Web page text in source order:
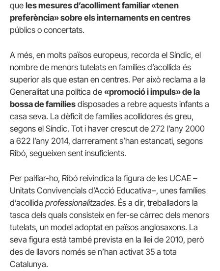
que les mesures d’acolliment familiar «tenen
preferència» sobre els internaments en centres
públics o concertats.
A més, en molts països europeus, recorda el Síndic, el
nombre de menors tutelats en famílies d’acollida és
superior als que estan en centres. Per això reclama a la
Generalitat una política de «promoció i impuls» de la
bossa de famílies disposades a rebre aquests infants a
casa seva. La dèficit de famílies acollidores és greu,
segons el Síndic. Tot i haver crescut de 272 l’any 2000
a 622 l’any 2014, darrerament s’han estancati, segons
Ribó, segueixen sent insuficients.
Per pal·liar-ho, Ribó reivindica la figura de les UCAE –
Unitats Convivencials d’Acció Educativa–, unes famílies
d’acollida professionalitzades. És a dir, treballadors la
tasca dels quals consisteix en fer-se càrrec dels menors
tutelats, un model adoptat en països anglosaxons. La
seva figura està també prevista en la llei de 2010, però
des de llavors només se n’han activat 35 a tota
Catalunya.